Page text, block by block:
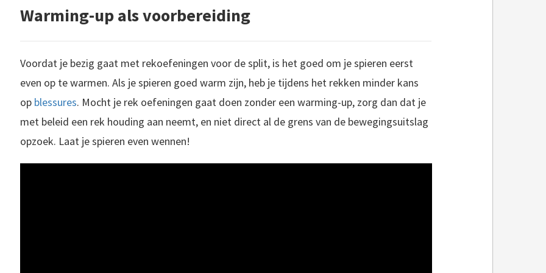
Warming-up als voorbereiding
Voordat je bezig gaat met rekoefeningen voor de split, is het goed om je spieren eerst
even op te warmen. Als je spieren goed warm zijn, heb je tijdens het rekken minder kans
op blessures. Mocht je rek oefeningen gaat doen zonder een warming-up, zorg dan dat je
met beleid een rek houding aan neemt, en niet direct al de grens van de bewegingsuitslag
opzoek. Laat je spieren even wennen!